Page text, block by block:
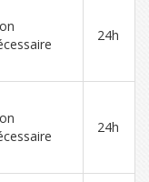
24h
24h